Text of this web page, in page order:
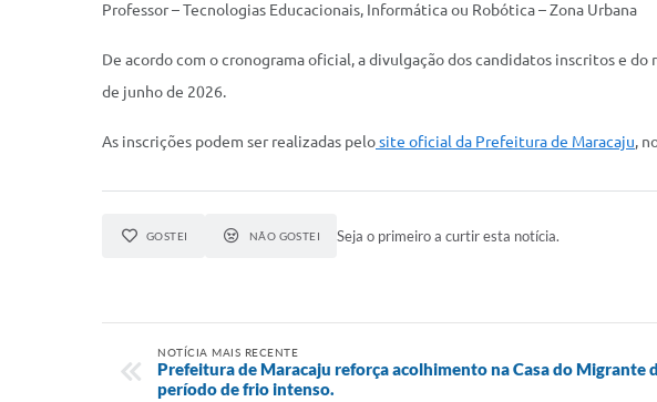
Professor – Tecnologias Educacionais, Informática ou Robótica – Zona Urbana
De acordo com o cronograma oficial, a divulgação dos candidatos inscritos e
de junho de 2026.
As inscrições podem ser realizadas pelosite oficial da Prefeitura de Maracaju,
GOSTEI NÃO GOSTEI Seja o primeiro a curtir esta notícia.
NOTÍCIA MAIS RECENTE
Prefeitura de Maracaju reforça acolhimento na Casa do Migrante
período de frio intenso.